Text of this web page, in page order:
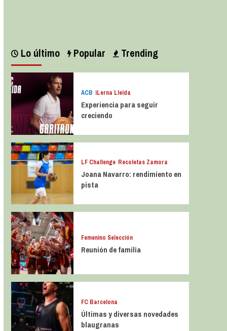
Lo último Popular Trending
ACB iLerna Lleida
Experiencia para seguir
creciendo
LF Challenge Recoletas Zamora
Joana Navarro: rendimiento en
pista
Femenino Selección
Reunión de familia
FC Barcelona
Últimas y diversas novedades
blaugranas